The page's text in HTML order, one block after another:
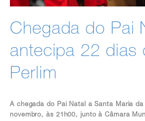
Chegada do Pai
antecipa 22 dias
Perlim
A chegada do Pai Natal a Santa Maria
novembro, às 21h00, junto à Câmara